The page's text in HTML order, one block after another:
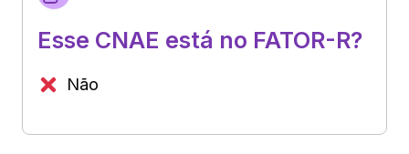
Esse CNAE está no FATOR-R?
Não